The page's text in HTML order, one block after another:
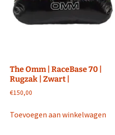
The Omm | RaceBase 70 |
Rugzak | Zwart |
€150,00
Toevoegen aan winkelwagen